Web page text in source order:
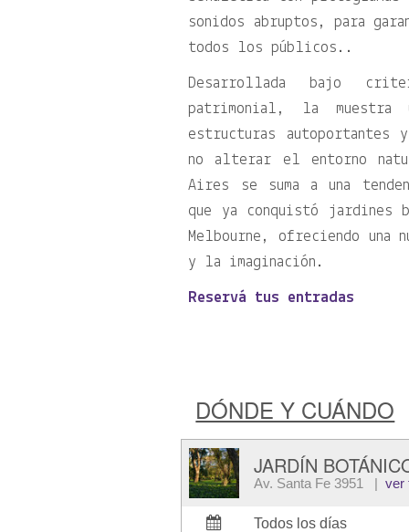
sonidos abruptos, para
todos los públicos..
Desarrollada bajo
patrimonial, la muestra
estructuras autoportantes
no alterar el entorno
Aires se suma a una
que ya conquistó jardines
Melbourne, ofreciendo
y la imaginación.
Reservá tus entradas
DÓNDE Y CUÁNDO
JARDÍN
Av. Santa Fe 3951 | ver
Todos los días